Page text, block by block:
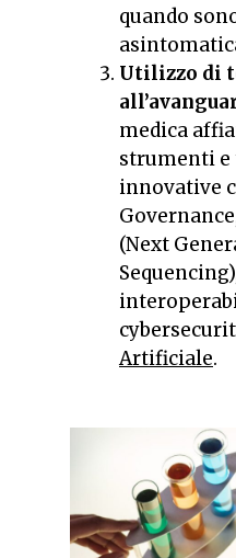
quando
Utilizzo di
medica
strumenti e
innovative
(Next
Artificiale.